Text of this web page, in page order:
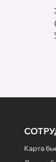
Карта